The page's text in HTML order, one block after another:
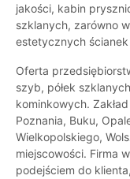
jakości, kabin
szklanych, zarówno
estetycznych ścianek
Oferta
szyb, półek
kominkowych.
Poznania, Buku,
Wielkopolskiego,
miejscowości. Firma
podejściem do